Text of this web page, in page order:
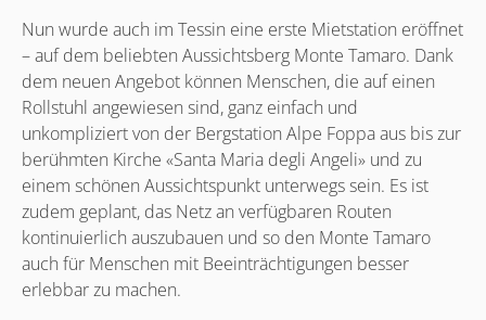
Nun wurde auch im Tessin eine erste Mietstation eröffnet
– auf dem beliebten Aussichtsberg Monte Tamaro. Dank
dem neuen Angebot können Menschen, die auf einen
Rollstuhl angewiesen sind, ganz einfach und
unkompliziert von der Bergstation Alpe Foppa aus bis zur
berühmten Kirche «Santa Maria degli Angeli» und zu
einem schönen Aussichtspunkt unterwegs sein. Es ist
zudem geplant, das Netz an verfügbaren Routen
kontinuierlich auszubauen und so den Monte Tamaro
auch für Menschen mit Beeinträchtigungen besser
erlebbar zu machen.